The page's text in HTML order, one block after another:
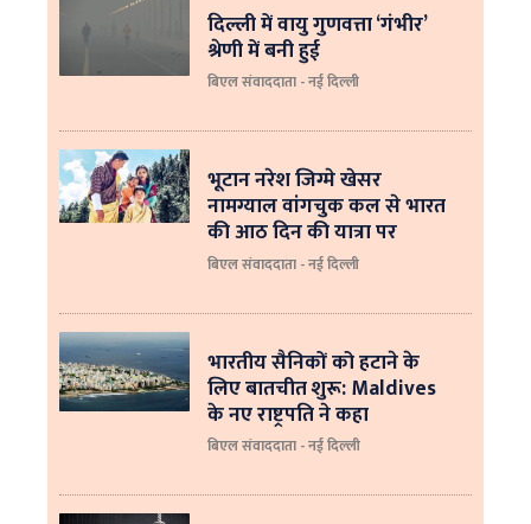
दिल्ली में वायु गुणवत्ता ‘गंभीर’
श्रेणी में बनी हुई
बिएल संवाददाता - नई दिल्ली
भूटान नरेश जिग्मे खेसर
नामग्याल वांगचुक कल से भारत
की आठ दिन की यात्रा पर
बिएल संवाददाता - नई दिल्ली
भारतीय सैनिकों को हटाने के
लिए बातचीत शुरू: Maldives
के नए राष्ट्रपति ने कहा
बिएल संवाददाता - नई दिल्‍ली